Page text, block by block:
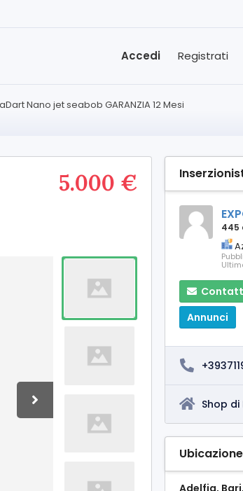
Registrati
Accedi
Nano jet seabob GARANZIA 12 Mesi
5.000 €
445
Annunci
Shop di
Ubicazione
Adelfia,